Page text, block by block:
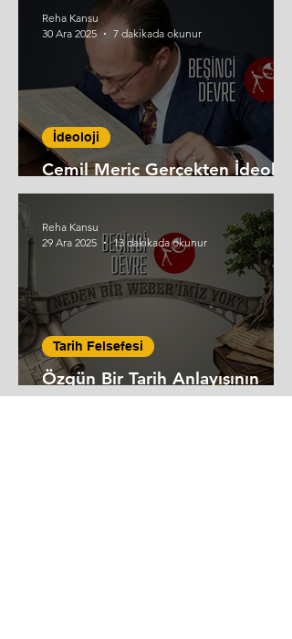
Cemil Meriç Gerçekten İdeoloji
Karşıtı mı?
İdeoloji
Reha Kansu
30 Ara 2025
7 dakikada okunur
Özgün Bir Tarih Anlayışının
Gerekliliği
Tarih Felsefesi
Reha Kansu
29 Ara 2025
13 dakikada okunur